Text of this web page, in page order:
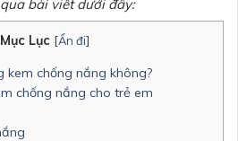
bài viết dưới đây:
Mục Lục [Ẩn đi]
kem chống nắng không?
chống nắng cho trẻ em